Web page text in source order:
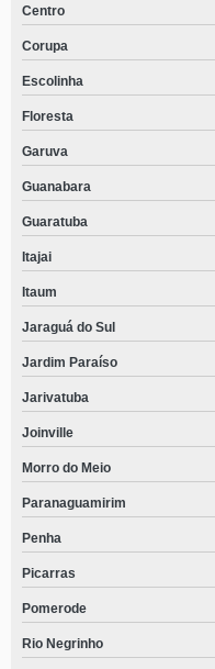
Centro
Corupa
Escolinha
Floresta
Garuva
Guanabara
Guaratuba
Itajai
Itaum
Jaraguá do Sul
Jardim Paraíso
Jarivatuba
Joinville
Morro do Meio
Paranaguamirim
Penha
Picarras
Pomerode
Rio Negrinho